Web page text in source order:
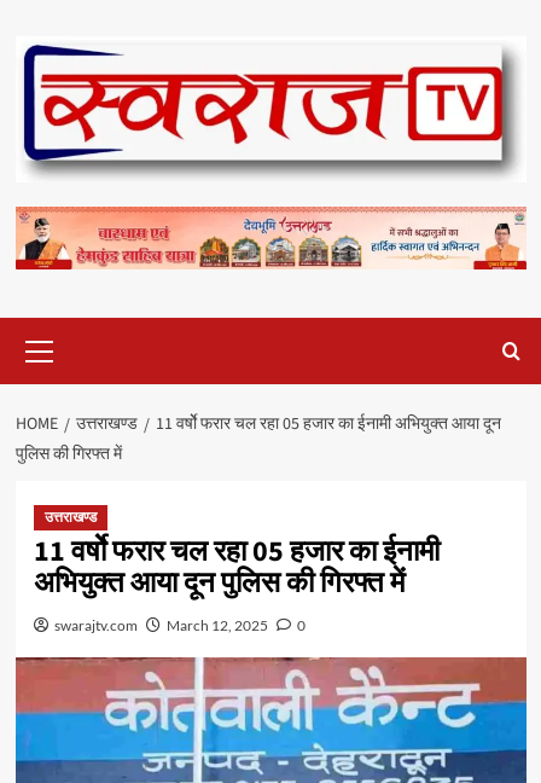
content
Menu
HOME उत्तराखण्ड
11 वर्षोे फरार चल रहा 05 हजार का ईनामी अभियुक्त आया दून
पुलिस की गिरफ्त में
उत्तराखण्ड
11 वर्षोे फरार चल रहा 05 हजार का ईनामी
अभियुक्त आया दून पुलिस की गिरफ्त में
swarajtv.com March 12, 2025 0